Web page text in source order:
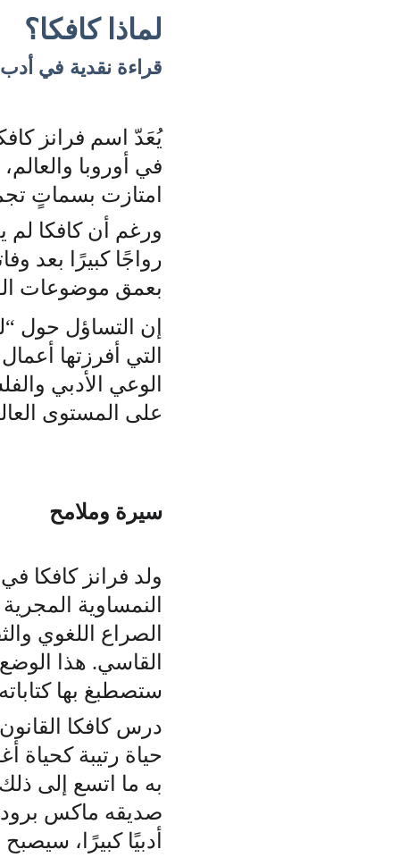
لماذا كافكا؟
قراءة نقدية في
في أوروبا
امتازت بسماتٍ
ورغم أن كافكا
رواجًا كبيرًا بعد
بعمق موضوعات
إن التساؤل حول
التي أفرزتها
الوعي الأدبي
على المستوى
سيرة وملامح
ولد فرانز كافكا
النمساوية
الصراع اللغوي
القاسي. هذا
ستصطبغ بها
درس كافكا
حياة رتيبة كحياة
به ما اتسع إلى
صديقه ماكس برود
أدبيًا كبيرًا،